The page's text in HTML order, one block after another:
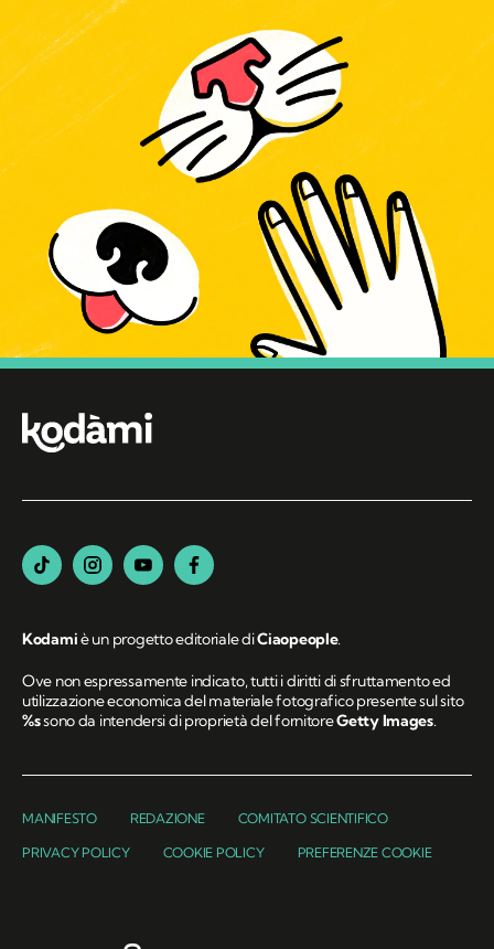
Kodamiè un progetto editoriale diCiaopeople.
Ove non espressamente indicato, tutti i diritti di sfruttamento ed
utilizzazione economica del materiale fotografico presente sul sito
%ssono da intendersi di proprietà del fornitoreGetty Images.
MANIFESTO REDAZIONE COMITATO SCIENTIFICO
PRIVACY POLICY COOKIE POLICY PREFERENZE COOKIE